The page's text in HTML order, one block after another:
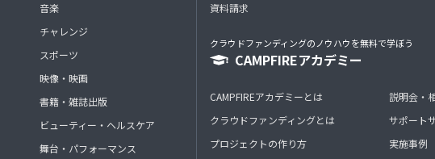
音楽
チャレンジ
スポーツ
映像・映画
書籍・雑誌出版
ビューティー・ヘルスケア
舞台・パフォーマンス
資料請求
クラウドファンディングのノウハウを無料で学ぼう
CAMPFIREアカデミー
CAMPFIREアカデミーとは
クラウドファンディングとは
プロジェクトの作り方
説明会・
サポート
実施事例